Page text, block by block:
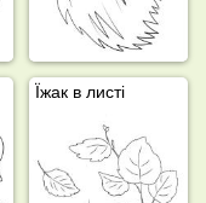
Їжак в листі